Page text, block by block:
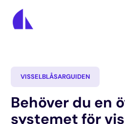
VISSELBLÅSARGUIDEN
Behöver du en
systemet för